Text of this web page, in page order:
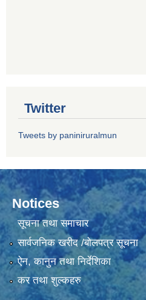
Twitter
Tweets by paniniruralmun
Notices
सूचना तथा समाचार
सार्वजनिक खरीद /बोलपत्र सूचना
ऐन, कानुन तथा निर्देशिका
कर तथा शुल्कहरु